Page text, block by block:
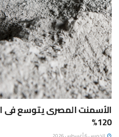
الأسمنت المصرى يتوسع فى
120%